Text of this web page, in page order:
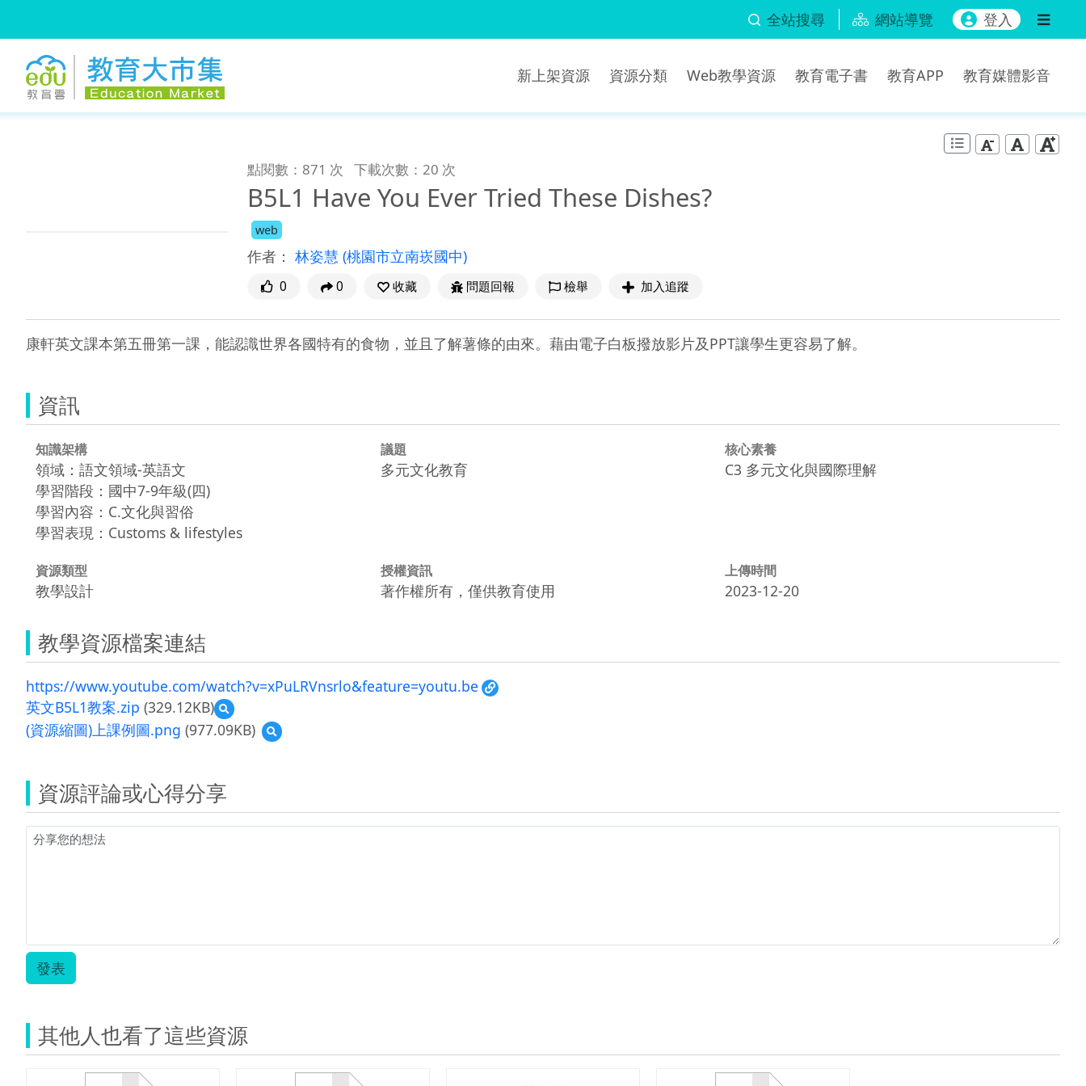
全站搜尋 網站導覽 登入
新上架資源 資源分類 Web教學資源 教育電子書 教育APP 教育媒體影音
點閱數：871 次 下載次數：20 次
B5L1 Have You Ever Tried These Dishes?
web
作者： 林姿慧 (桃園市立南崁國中)
0 0 收藏 問題回報 檢舉 加入追蹤
康軒英文課本第五冊第一課，能認識世界各國特有的食物，並且了解薯條的由來。藉由電子白板撥放影片及PPT讓學生更容易了解。
資訊
知識架構
領域：語文領域-英語文
學習階段：國中7-9年級(四)
學習內容：C.文化與習俗
學習表現：Customs & lifestyles
議題
多元文化教育
核心素養
C3 多元文化與國際理解
資源類型
教學設計
授權資訊
著作權所有，僅供教育使用
上傳時間
2023-12-20
教學資源檔案連結
https://www.youtube.com/watch?v=xPuLRVnsrlo&feature=youtu.be
英文B5L1教案.zip (329.12KB)
預
覽
英
(資源縮圖)上課例圖.png (977.09KB)
預
覽
上
資源評論或心得分享
發表
其他人也看了這些資源